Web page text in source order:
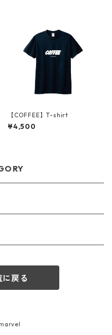
【COFFEE】T-shirt
¥4,500
戻る